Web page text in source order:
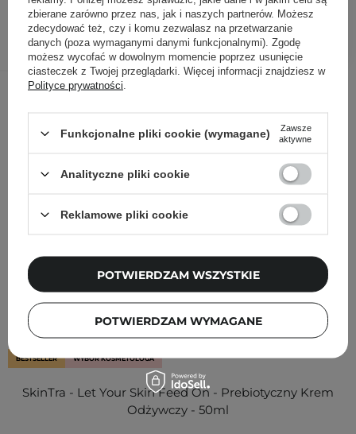
DODAJ DO KOSZYKA
Inni klienci sprawdzali również
BESTSELLER WYBÓR KOSMETOLOGA
SkinTra - Let Your Skin Feed On - Prebiotyczny Krem
Odżywczy - 50ml
zbierane zarówno przez nas, jak i naszych partnerów. Możesz
zdecydować też, czy i komu zezwalasz na przetwarzanie
danych (poza wymaganymi danymi funkcjonalnymi). Zgodę
możesz wycofać w dowolnym momencie poprzez usunięcie
ciasteczek z Twojej przeglądarki. Więcej informacji znajdziesz w
Polityce prywatności
Funkcjonalne pliki cookie (wymagane)
Zawsze
aktywne
Analityczne pliki cookie
Reklamowe pliki cookie
POTWIERDZAM WYMAGANE
POTWIERDZAM WSZYSTKIE